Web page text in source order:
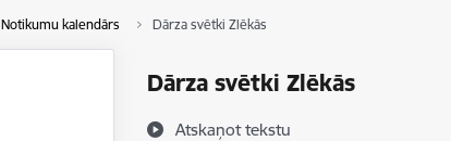
Notikumu kalendārs Dārza svētki Zlēkās
Dārza svētki Zlēkās
Atskaņot tekstu